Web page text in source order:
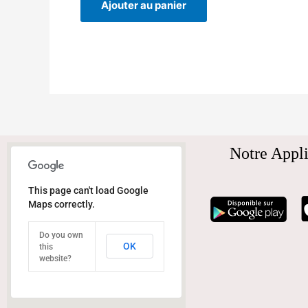
Ajouter au panier
This page can't load Google
Maps correctly.
Do you own
this
website?
OK
Notre